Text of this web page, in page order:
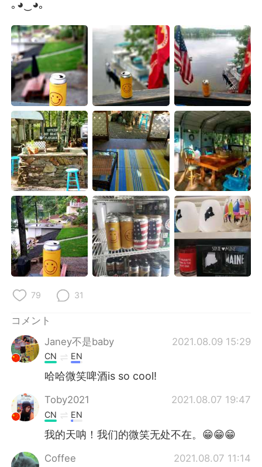
Indonesia
Türkçe Tiếng Việt
Português
｡◕‿◕｡
79 31
コメント
Janey不是baby
2021.08.09 15:29
CN EN
哈哈微笑啤酒is so cool!
Toby2021 2021.08.07 19:47
CN EN
我的天呐！我们的微笑无处不在。😁😁😁
Coffee 2021.08.07 11:14